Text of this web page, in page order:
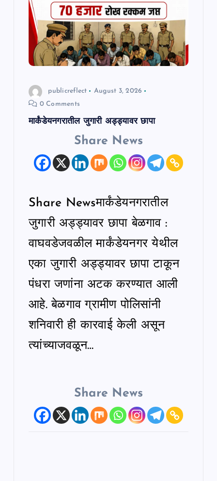
publicreflect
August 3, 2026
0 Comments
मार्कंडेयनगरातील जुगारी अड्ड्यावर छापा
Share News
Share Newsमार्कंडेयनगरातील
जुगारी अड्ड्यावर छापा बेळगाव :
वाघवडेजवळील मार्कंडेयनगर येथील
एका जुगारी अड्ड्यावर छापा टाकून
पंधरा जणांना अटक करण्यात आली
आहे. बेळगाव ग्रामीण पोलिसांनी
शनिवारी ही कारवाई केली असून
त्यांच्याजवळून…
Share News